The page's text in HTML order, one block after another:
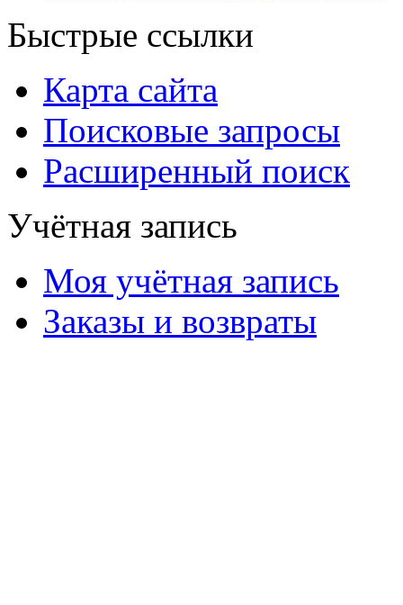
Быстрые ссылки
Карта сайта
Поисковые запросы
Расширенный поиск
Учётная запись
Моя учётная запись
Заказы и возвраты